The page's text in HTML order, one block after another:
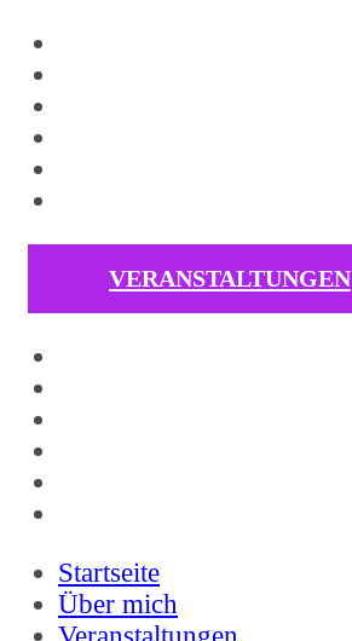
VERANSTALTUNGEN
Startseite
Über mich